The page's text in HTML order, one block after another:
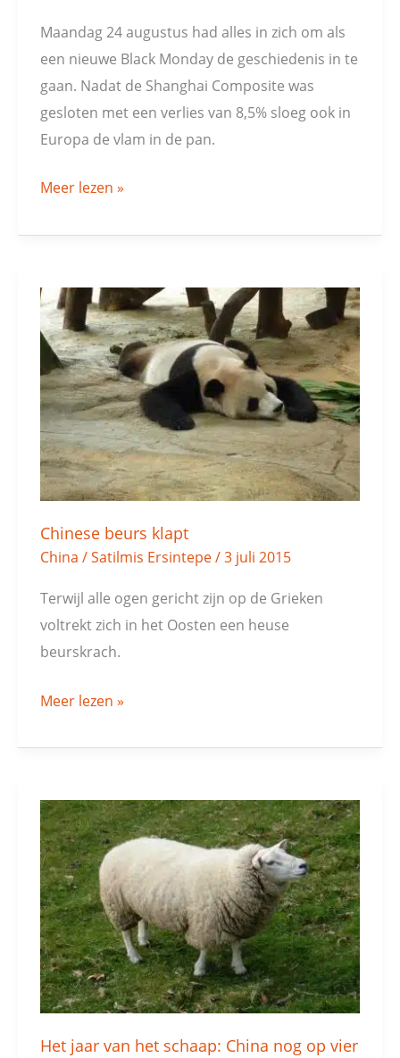
Maandag 24 augustus had alles in zich om als
een nieuwe Black Monday de geschiedenis in te
gaan. Nadat de Shanghai Composite was
gesloten met een verlies van 8,5% sloeg ook in
Europa de vlam in de pan.
Meer lezen »
Chinese beurs klapt
China /Satilmis Ersintepe/3 juli 2015
Terwijl alle ogen gericht zijn op de Grieken
voltrekt zich in het Oosten een heuse
beurskrach.
Chinese
beurs
klapt
Meer lezen »
Het jaar van het schaap: China nog op vier
Het
jaar
van
het
schaap:
China
nog
op
poten?